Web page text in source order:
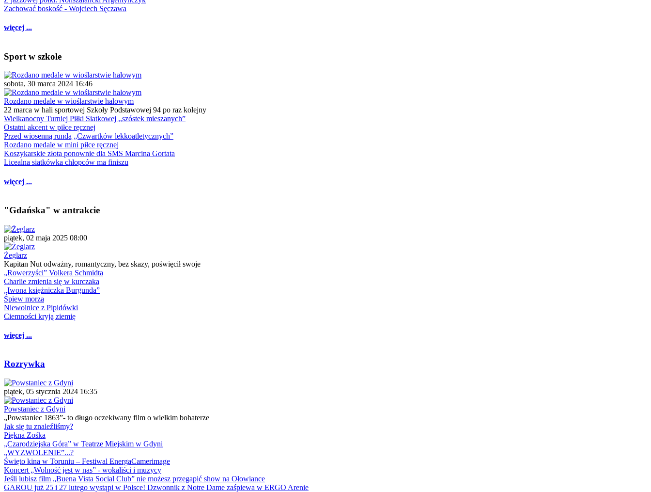
Zachować boskość - Wojciech Sęczawa
więcej ...
Sport w szkole
sobota, 30 marca 2024 16:46
Rozdano medale w wioślarstwie halowym
22 marca w hali sportowej Szkoły Podstawowej 94 po raz kolejny
Wielkanocny Turniej Piłki Siatkowej ,,szóstek mieszanych”
Ostatni akcent w piłce ręcznej
Przed wiosenną rundą „Czwartków lekkoatletycznych”
Rozdano medale w mini piłce ręcznej
Koszykarskie złota ponownie dla SMS Marcina Gortata
Licealna siatkówka chłopców ma finiszu
więcej ...
"Gdańska" w antrakcie
piątek, 02 maja 2025 08:00
Żeglarz
Kapitan Nut odważny, romantyczny, bez skazy, poświęcił swoje
„Rowerzyści” Volkera Schmidta
Charlie zmienia się w kurczaka
„Iwona księżniczka Burgunda”
Śpiew morza
Niewolnice z Pipidówki
Ciemności kryją ziemię
więcej ...
Rozrywka
piątek, 05 stycznia 2024 16:35
Powstaniec z Gdyni
„Powstaniec 1863”- to długo oczekiwany film o wielkim bohaterze
Jak się tu znaleźliśmy?
Piękna Zośka
„Czarodziejska Góra” w Teatrze Miejskim w Gdyni
„WYZWOLENIE”...?
Święto kina w Toruniu – Festiwal EnergaCamerimage
Koncert „Wolność jest w nas” - wokaliści i muzycy
Jeśli lubisz film „Buena Vista Social Club” nie możesz przegapić show na Ołowiance
GAROU już 25 i 27 lutego wystąpi w Polsce! Dzwonnik z Notre Dame zaśpiewa w ERGO Arenie